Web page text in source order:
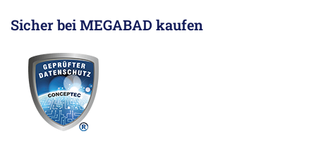
Sicher bei MEGABAD kaufen